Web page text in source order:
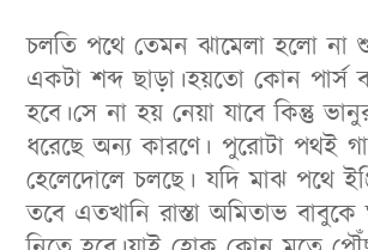
চলতি পথে তেমন ঝামেলা হলো না
একটা শব্দ ছাড়া।হয়তো কোন পার্স
হবে।সে না হয় নেয়া যাবে কিন্তু
ধরেছে অন্য কারণে। পুরোটা পথই
হেলেদোলে চলছে। যদি মাঝ পথে
তবে এতখানি রাস্তা অমিতাভ